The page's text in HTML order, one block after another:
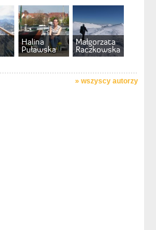
Halina
Puławska
Małgorzata
Raczkowska
» wszyscy autorzy